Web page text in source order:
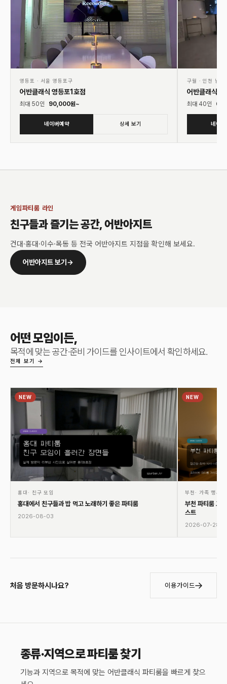
영등포 · 서울 영등포구
어반클래식 영등포1호점
최대 50인 90,000원~
네이버예약 상세 보기
구월 · 인천 남동
어반클래식 구
최대 40인
네이
게임파티룸 라인
친구들과 즐기는 공간, 어반아지트
건대·홍대·이수·목동 등 전국 어반아지트 지점을 확인해 보세요.
어반아지트 보기→
어떤 모임이든,
목적에 맞는 공간·준비 가이드를 인사이트에서 확인하세요.
전체 보기 →
NEW
홍대 · 친구 모임
홍대에서 친구들과 밥 먹고 노래하기 좋은 파티룸
2026-08-03
NEW
부천 · 가족 행사·
부천 파티룸 고
스트
2026-07-28
처음 방문하시나요? 이용가이드
종류·지역으로 파티룸 찾기
기능과 지역으로 목적에 맞는 어반클래식 파티룸을 빠르게 찾으